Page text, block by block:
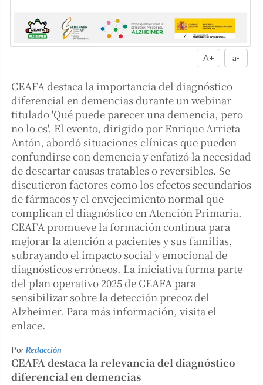
A+ a-
CEAFA destaca la importancia del diagnóstico
diferencial en demencias durante un webinar
titulado 'Qué puede parecer una demencia, pero
no lo es'. El evento, dirigido por Enrique Arrieta
Antón, abordó situaciones clínicas que pueden
confundirse con demencia y enfatizó la necesidad
de descartar causas tratables o reversibles. Se
discutieron factores como los efectos secundarios
de fármacos y el envejecimiento normal que
complican el diagnóstico en Atención Primaria.
CEAFA promueve la formación continua para
mejorar la atención a pacientes y sus familias,
subrayando el impacto social y emocional de
diagnósticos erróneos. La iniciativa forma parte
del plan operativo 2025 de CEAFA para
sensibilizar sobre la detección precoz del
Alzheimer. Para más información, visita el
enlace.
PorRedacción
CEAFA destaca la relevancia del diagnóstico
diferencial en demencias